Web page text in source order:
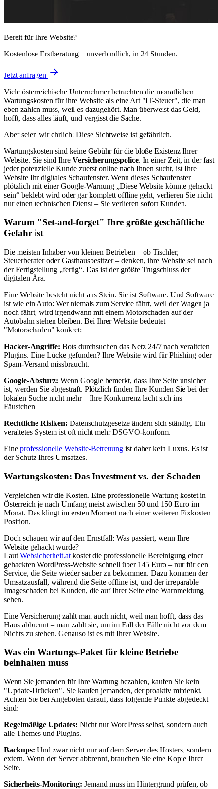
Bereit für Ihre Website?
Kostenlose Erstberatung – unverbindlich, in 24 Stunden.
Jetzt anfragen
Viele österreichische Unternehmer betrachten die monatlichen
Wartungskosten für ihre Website als eine Art "IT-Steuer", die man
eben zahlen muss, weil es dazugehört. Man überweist das Geld,
hofft, dass alles läuft, und vergisst die Sache.
Aber seien wir ehrlich: Diese Sichtweise ist gefährlich.
Wartungskosten sind keine Gebühr für die bloße Existenz Ihrer
Website. Sie sind Ihre Versicherungspolice. In einer Zeit, in der fast
jeder potenzielle Kunde zuerst online nach Ihnen sucht, ist Ihre
Website Ihr digitales Schaufenster. Wenn dieses Schaufenster
plötzlich mit einer Google-Warnung „Diese Website könnte gehackt
sein“ beklebt wird oder gar komplett offline geht, verlieren Sie nicht
nur einen technischen Dienst – Sie verlieren sofort Kunden.
Warum "Set-and-forget" Ihre größte geschäftliche
Gefahr ist
Die meisten Inhaber von kleinen Betrieben – ob Tischler,
Steuerberater oder Gasthausbesitzer – denken, ihre Website sei nach
der Fertigstellung „fertig“. Das ist der größte Trugschluss der
digitalen Ära.
Eine Website besteht nicht aus Stein. Sie ist Software. Und Software
ist wie ein Auto: Wer niemals zum Service fährt, weil der Wagen ja
noch fährt, wird irgendwann mit einem Motorschaden auf der
Autobahn stehen bleiben. Bei Ihrer Website bedeutet
"Motorschaden" konkret:
Hacker-Angriffe: Bots durchsuchen das Netz 24/7 nach veralteten
Plugins. Eine Lücke gefunden? Ihre Website wird für Phishing oder
Spam-Versand missbraucht.
Google-Absturz: Wenn Google bemerkt, dass Ihre Seite unsicher
ist, werden Sie abgestraft. Plötzlich finden Ihre Kunden Sie bei der
lokalen Suche nicht mehr – Ihre Konkurrenz lacht sich ins
Fäustchen.
Rechtliche Risiken: Datenschutzgesetze ändern sich ständig. Ein
veraltetes System ist oft nicht mehr DSGVO-konform.
Eine professionelle Website-Betreuung ist daher kein Luxus. Es ist
der Schutz Ihres Umsatzes.
Wartungskosten: Das Investment vs. der Schaden
Vergleichen wir die Kosten. Eine professionelle Wartung kostet in
Österreich je nach Umfang meist zwischen 50 und 150 Euro im
Monat. Das klingt im ersten Moment nach einer weiteren Fixkosten-
Position.
Doch schauen wir auf den Ernstfall: Was passiert, wenn Ihre
Website gehackt wurde?
Laut Websicherheit.at kostet die professionelle Bereinigung einer
gehackten WordPress-Website schnell über 145 Euro – nur für den
Service, die Seite wieder sauber zu bekommen. Dazu kommen der
Umsatzausfall, während die Seite offline ist, und der irreparable
Imageschaden bei Kunden, die auf Ihrer Seite eine Warnmeldung
sehen.
Eine Versicherung zahlt man auch nicht, weil man hofft, dass das
Haus abbrennt – man zahlt sie, um im Fall der Fälle nicht vor dem
Nichts zu stehen. Genauso ist es mit Ihrer Website.
Was ein Wartungs-Paket für kleine Betriebe
beinhalten muss
Wenn Sie jemanden für Ihre Wartung bezahlen, kaufen Sie kein
"Update-Drücken". Sie kaufen jemanden, der proaktiv mitdenkt.
Achten Sie bei Angeboten darauf, dass folgende Punkte abgedeckt
sind:
Regelmäßige Updates: Nicht nur WordPress selbst, sondern auch
alle Themes und Plugins.
Backups: Und zwar nicht nur auf dem Server des Hosters, sondern
extern. Wenn der Server abbrennt, brauchen Sie eine Kopie Ihrer
Seite.
Sicherheits-Monitoring: Jemand muss im Hintergrund prüfen, ob